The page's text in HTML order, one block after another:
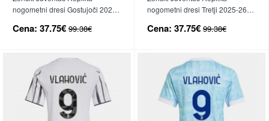
nogometni dresi Gostujoči 2025-
Cena: 37.75€ 99.38€
nogometni dresi Tretji 2025-26
Cena: 37.75€ 99.38€